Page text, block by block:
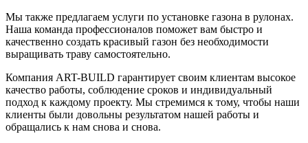
Мы также предлагаем услуги по установке газона в рулонах.
Наша команда профессионалов поможет вам быстро и
качественно создать красивый газон без необходимости
выращивать траву самостоятельно.
Компания ART-BUILD гарантирует своим клиентам высокое
качество работы, соблюдение сроков и индивидуальный
подход к каждому проекту. Мы стремимся к тому, чтобы наши
клиенты были довольны результатом нашей работы и
обращались к нам снова и снова.